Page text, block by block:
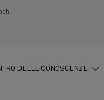
DELLE CONOSCENZE